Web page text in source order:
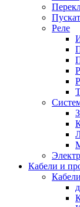
Реле
Кабели и